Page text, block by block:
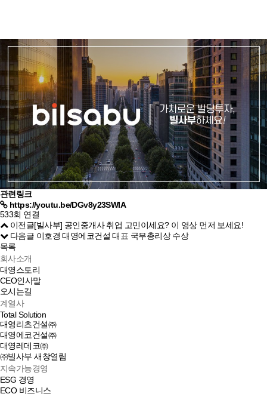
관련링크
https://youtu.be/DGv8y23SWIA
533회 연결
이전글[빌사부] 공인중개사 취업 고민이세요? 이 영상 먼저 보세요!
다음글 이호경 대영에코건설 대표 국무총리상 수상
목록
회사소개
대영스토리
CEO인사말
오시는길
계열사
Total Solution
대영리츠건설㈜
대영에코건설㈜
대영레데코㈜
㈜빌사부새창열림
지속가능경영
ESG 경영
ECO 비즈니스